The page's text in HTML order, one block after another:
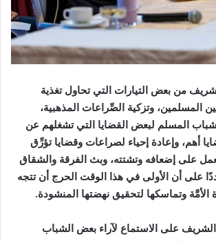
من بعض التيارات التي تحاول تغذية
المسلمين، وتزكية الصِّراعات المذهبية،
المسلم لبعض القضايا التي تشغلهم عن
أهم، وإعادة إحياء لصراعات وقضايا تؤرِّق
على إضعافه وتشتته، وبث الفرقة والشقاق
على أن الأولى في هذا الوقت الحرج أن تتجه
الأمَّة وتماسكها لتحقيق نهضتها المنشودة.
على الاستماع لآراء بعض الشباب